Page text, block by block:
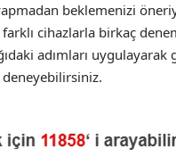
beklemenizi
cihazlarla birkaç
adımları uygulayarak
deneyebilirsiniz.